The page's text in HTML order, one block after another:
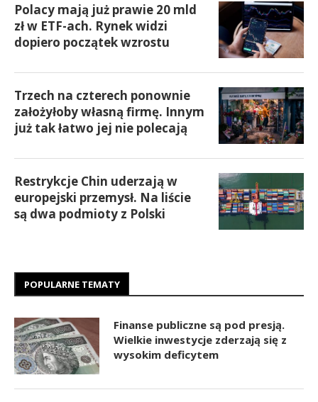
Polacy mają już prawie 20 mld
zł w ETF-ach. Rynek widzi
dopiero początek wzrostu
Trzech na czterech ponownie
założyłoby własną firmę. Innym
już tak łatwo jej nie polecają
Restrykcje Chin uderzają w
europejski przemysł. Na liście
są dwa podmioty z Polski
POPULARNE TEMATY
Finanse publiczne są pod presją.
Wielkie inwestycje zderzają się z
wysokim deficytem